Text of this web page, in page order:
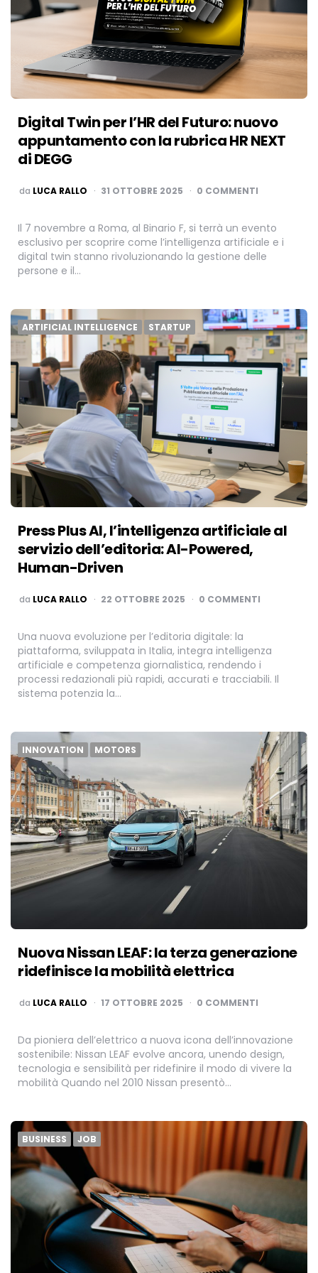
Digital Twin per l’HR del Futuro: nuovo
appuntamento con la rubrica HR NEXT
di DEGG
PUBBLICATO
da LUCA RALLO 31 OTTOBRE 2025 0 COMMENTI
Il 7 novembre a Roma, al Binario F, si terrà un evento
esclusivo per scoprire come l’intelligenza artificiale e i
digital twin stanno rivoluzionando la gestione delle
persone e il…
ARTIFICIAL INTELLIGENCE STARTUP
Press Plus AI, l’intelligenza artificiale al
servizio dell’editoria: AI-Powered,
Human-Driven
PUBBLICATO
da LUCA RALLO 22 OTTOBRE 2025 0 COMMENTI
Una nuova evoluzione per l’editoria digitale: la
piattaforma, sviluppata in Italia, integra intelligenza
artificiale e competenza giornalistica, rendendo i
processi redazionali più rapidi, accurati e tracciabili. Il
sistema potenzia la…
INNOVATION MOTORS
Nuova Nissan LEAF: la terza generazione
ridefinisce la mobilità elettrica
PUBBLICATO
da LUCA RALLO 17 OTTOBRE 2025 0 COMMENTI
Da pioniera dell’elettrico a nuova icona dell’innovazione
sostenibile: Nissan LEAF evolve ancora, unendo design,
tecnologia e sensibilità per ridefinire il modo di vivere la
mobilità Quando nel 2010 Nissan presentò…
BUSINESS JOB